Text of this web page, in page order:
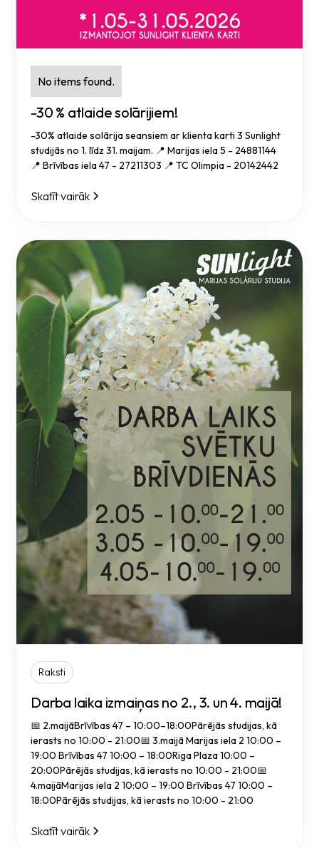
No items found.
-30 % atlaide solārijiem!
-30% atlaide solārija seansiem ar klienta karti 3 Sunlight
studijās no 1. līdz 31. maijam. 📍 Marijas iela 5 - 24881144
📍 Brīvības iela 47 - 27211303 📍 TC Olimpia - 20142442
Skatīt vairāk
Raksti
Darba laika izmaiņas no 2., 3. un 4. maijā!
📅 2.maijāBrīvības 47 – 10:00–18:00Pārējās studijas, kā
ierasts no 10:00 - 21:00📅 3.maijā Marijas iela 2 10:00 –
19:00 Brīvības 47 10:00 – 18:00Riga Plaza 10:00 –
20:00Pārējās studijas, kā ierasts no 10:00 - 21:00📅
4.maijāMarijas iela 2 10:00 – 19:00 Brīvības 47 10:00 –
18:00Pārējās studijas, kā ierasts no 10:00 - 21:00
Skatīt vairāk